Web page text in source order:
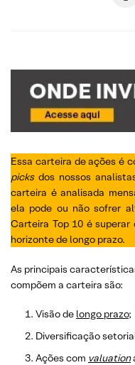
Essa carteira de ações é
picksdos nossos
carteira é analisada
ela pode ou não sofrer
Carteira Top 10 é superar
horizonte de longo prazo.
As principais
compõem a carteira são:
Visão de longo prazo;
Diversificação
Ações com valuation